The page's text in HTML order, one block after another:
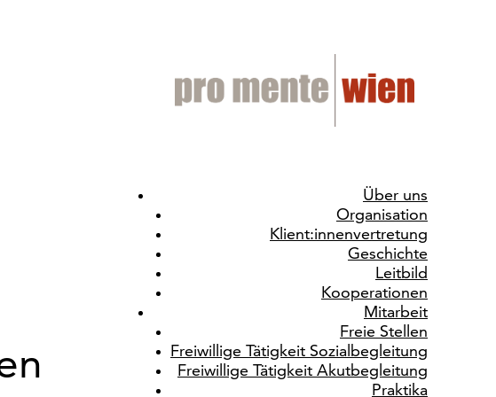
Über uns
Organisation
Klient:innenvertretung
Geschichte
Leitbild
Kooperationen
Mitarbeit
Freie Stellen
Freiwillige Tätigkeit Sozialbegleitung
Freiwillige Tätigkeit Akutbegleitung
Praktika